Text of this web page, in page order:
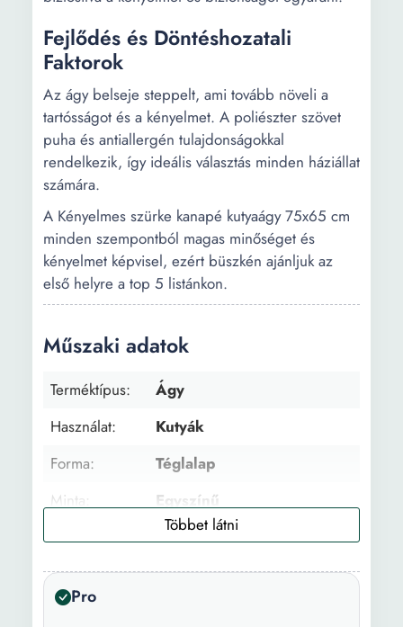
Fejlődés és Döntéshozatali
Faktorok
Az ágy belseje steppelt, ami tovább növeli a
tartósságot és a kényelmet. A poliészter szövet
puha és antiallergén tulajdonságokkal
rendelkezik, így ideális választás minden háziállat
számára.
A Kényelmes szürke kanapé kutyaágy 75x65 cm
minden szempontból magas minőséget és
kényelmet képvisel, ezért büszkén ajánljuk az
első helyre a top 5 listánkon.
Műszaki adatok
Terméktípus:
Ágy
Használat:
Kutyák
Forma:
Téglalap
Minta:
Egyszínű
Szín:
Szürke
Anyag:
Mikroszálas
Hosszúság:
Pro